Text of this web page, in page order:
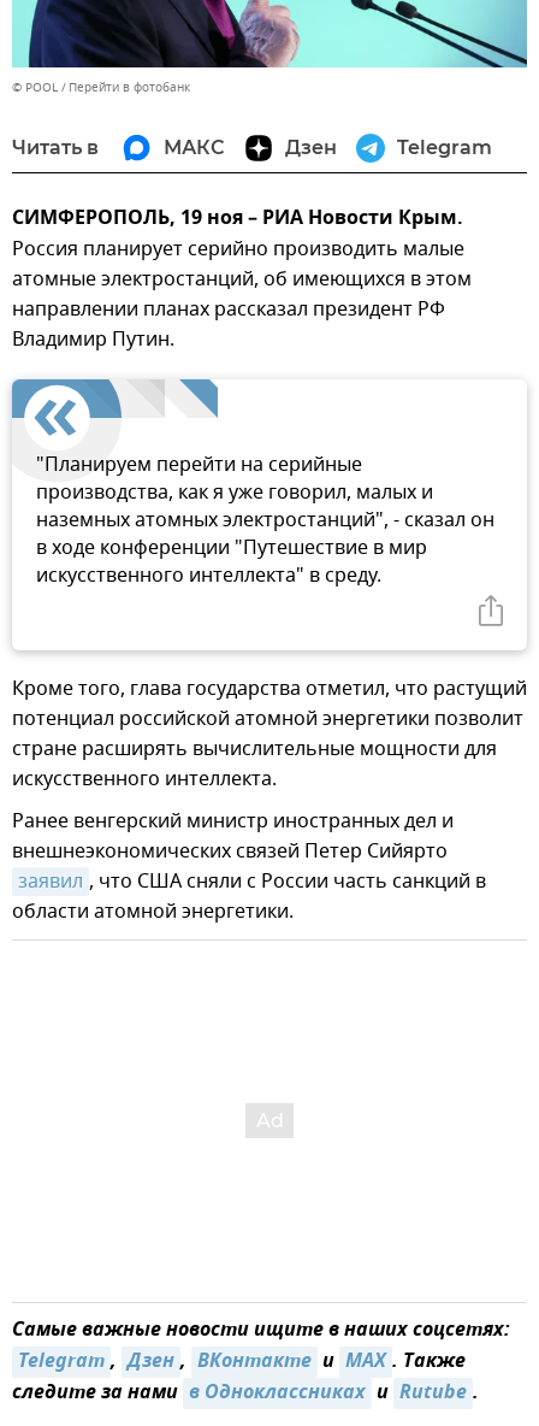
© POOL Перейти в фотобанк
Читать в МАКС Дзен Telegram
СИМФЕРОПОЛЬ, 19 ноя – РИА Новости Крым.
Россия планирует серийно производить малые
атомные электростанций, об имеющихся в этом
направлении планах рассказал президент РФ
Владимир Путин.
"Планируем перейти на серийные
производства, как я уже говорил, малых и
наземных атомных электростанций", - сказал он
в ходе конференции "Путешествие в мир
искусственного интеллекта" в среду.
Кроме того, глава государства отметил, что растущий
потенциал российской атомной энергетики позволит
стране расширять вычислительные мощности для
искусственного интеллекта.
Ранее венгерский министр иностранных дел и
внешнеэкономических связей Петер Сийярто
заявил , что США сняли с России часть санкций в
области атомной энергетики.
Самые важные новости ищите в наших соцсетях:
Telegram, Дзен, ВКонтакте и MAX. Также
следите за нами в Одноклассниках и Rutube.